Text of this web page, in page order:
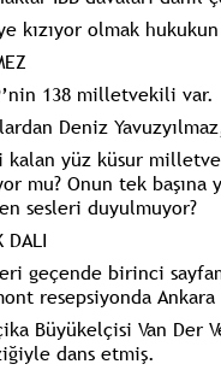
kızıyor olmak
138 milletvekili var.
Deniz
kalan yüz küsur
mu? Onun tek
sesleri duyulmuyor?
DALI
geçende birinci
resepsiyonda Ankara
Büyükelçisi Van Der
dans etmiş.